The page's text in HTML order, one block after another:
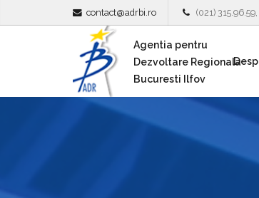
contact@adrbi.ro (021)
Agentia pentru
Dezvoltare Regionala
Bucuresti Ilfov